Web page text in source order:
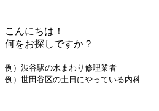
こんにちは！
何をお探しですか？
例）渋谷駅の水まわり修理業者
例）世田谷区の土日にやっている内科